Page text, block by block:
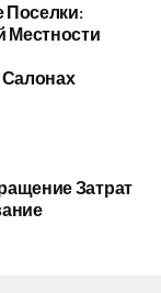
Поселки:
Местности
Затрат